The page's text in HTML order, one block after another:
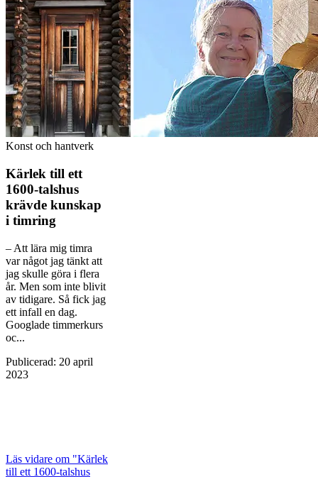
Konst och hantverk
Kärlek till ett
1600-talshus
krävde kunskap
i timring
– Att lära mig timra
var något jag tänkt att
jag ­skulle göra i flera
år. Men som inte blivit
av tidigare. Så fick jag
ett infall en dag.
Googlade timmerkurs
oc...
Publicerad: 20 april
2023
Läs vidare om "Kärlek
till ett 1600-talshus